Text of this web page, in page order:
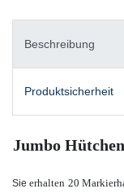
Beschreibung
Produktsicherheit
Jumbo
Sieerhalten 20